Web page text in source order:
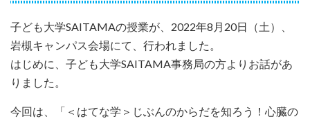
子ども大学SAITAMAの授業が、2022年8月20日（土）、
岩槻キャンパス会場にて、行われました。
はじめに、子ども大学SAITAMA事務局の方よりお話があ
りました。
今回は、「＜はてな学＞じぶんのからだを知ろう！心臓の